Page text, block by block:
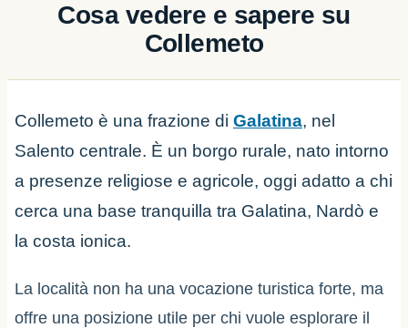
Cosa vedere e sapere su
Collemeto
Collemeto è una frazione di Galatina, nel
Salento centrale. È un borgo rurale, nato intorno
a presenze religiose e agricole, oggi adatto a chi
cerca una base tranquilla tra Galatina, Nardò e
la costa ionica.
La località non ha una vocazione turistica forte, ma
offre una posizione utile per chi vuole esplorare il